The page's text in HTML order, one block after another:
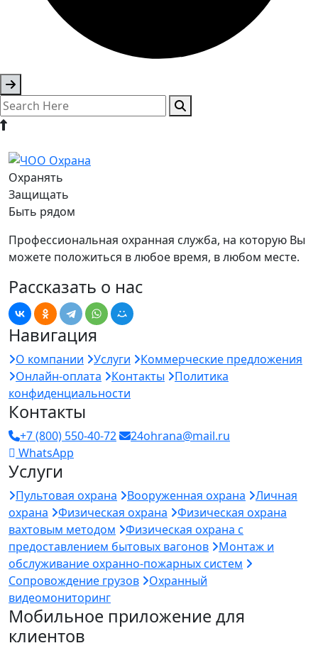
Охранять
Защищать
Быть рядом
Профессиональная охранная служба, на которую Вы
можете положиться в любое время, в любом месте.
Рассказать о нас
Навигация
О компании Услуги
Коммерческие предложения
Онлайн-оплата
Контакты
Политика
конфиденциальности
Контакты
+7 (800) 550-40-72
24ohrana@mail.ru
WhatsApp
Услуги
Пультовая охрана Вооруженная охрана
Личная
охрана
Физическая охрана
Физическая охрана
вахтовым методом
Физическая охрана с
предоставлением бытовых вагонов
Монтаж и
обслуживание охранно-пожарных систем
Сопровождение грузов
Охранный
видеомониторинг
Мобильное приложение для
клиентов